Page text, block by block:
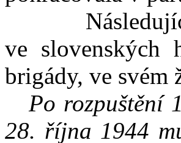
Následující
ve slovenských
brigády, ve svém
Po rozpuštění
28. října 1944